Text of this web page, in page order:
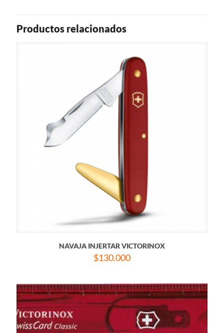
Productos relacionados
NAVAJA INJERTAR VICTORINOX
$130.000